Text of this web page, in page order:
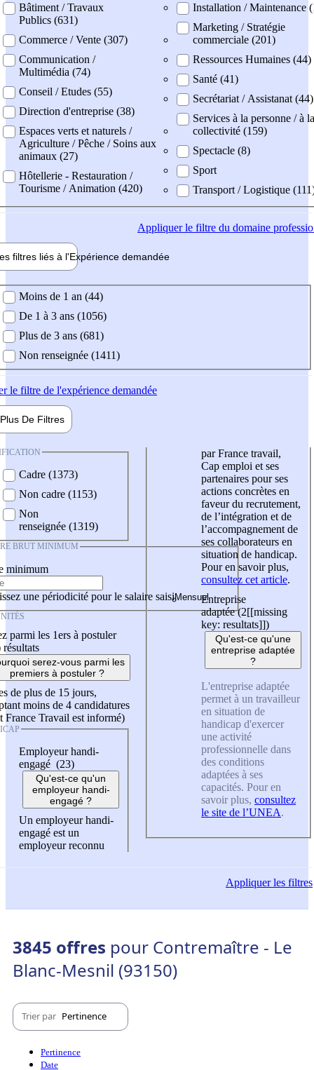
Bâtiment / Travaux
Publics (631)
Commerce / Vente (307)
Communication /
Multimédia (74)
Conseil / Etudes (55)
Direction d'entreprise (38)
Espaces verts et naturels /
Agriculture / Pêche / Soins aux
animaux (27)
Hôtellerie - Restauration /
Tourisme / Animation (420)
Installation / Maintenance
Marketing / Stratégie
commerciale (201)
Ressources Humaines (44)
Santé (41)
Secrétariat / Assistanat (44)
Services à la personne / à la
collectivité (159)
Spectacle (8)
Sport
Transport / Logistique
Appliquerle filtre du domaine
filtres liés à l'Expérience demandée
demandée
Moins de 1 an (44)
De 1 à 3 ans (1056)
Plus de 3 ans (681)
Non renseignée (1411)
le filtre de l'expérience demandée
Plus De Filtres
Cadre (1373)
Non cadre (1153)
Non
renseignée (1319)
BRUT MINIMUM
minimum
une périodicité pour le salaire saisi
parmi les 1ers à postuler
résultats
serez-vous parmi les
premiers à postuler ?
de plus de 15 jours,
moins de 4 candidatures
France Travail est informé)
Employeur handi-
engagé (23)
Qu'est-ce qu'un
employeur handi-
engagé ?
Un employeur handi-
engagé est un
employeur reconnu
par France travail,
Cap emploi et ses
partenaires pour ses
actions concrètes en
faveur du recrutement,
de l’intégration et de
l’accompagnement de
ses collaborateurs en
situation de handicap.
Pour en savoir plus,
consultez cet article.
Entreprise
adaptée (2[[missing
key: resultats]])
Qu'est-ce qu'une
entreprise adaptée
?
L'entreprise adaptée
permet à un travailleur
en situation de
handicap d'exercer
une activité
professionnelle dans
des conditions
adaptées à ses
capacités. Pour en
savoir plus, consultez
le site de l’UNEA.
Appliquerles filtres
3845 offres pour Contremaître - Le
Blanc-Mesnil (93150)
Trier par Pertinence
Pertinence
Date